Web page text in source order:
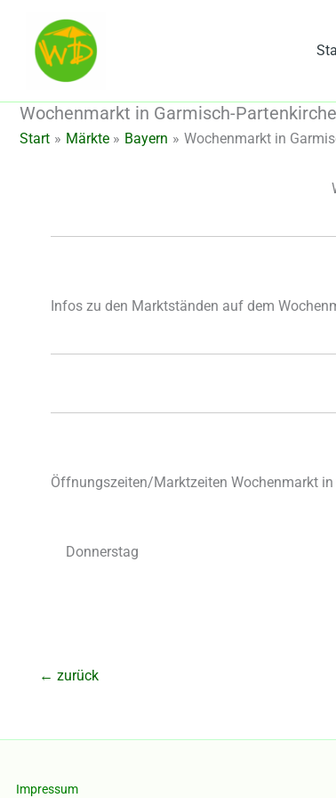
springen
Wochenmarkt in Garmisch-
Start Märkte Bayern Wochenmarkt in
Infos zu den Marktständen auf dem
Öffnungszeiten/Marktzeiten Wochenmarkt
Donnerstag
← zurück
Impressum